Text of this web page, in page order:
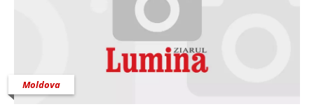
Moldova